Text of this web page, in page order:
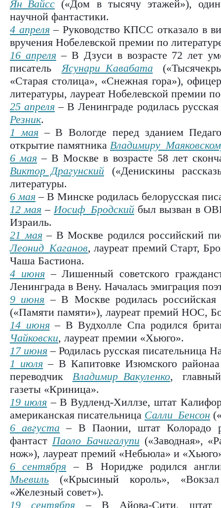
Ян Вайсс («Дом в тысячу этажей»),
научной фантастики.
4 апреля– Руководство КПСС отказало в
вручения Нобелевской премии по
16 апреля– В Дзуси в возрасте 72 лет
писательЯсунари Кавабата
«Старая столица», «Снежная гора»),
литературы, лауреат Нобелевской премии
25 апреля – В Ленинграде родилась
Резник.
1 мая– В Вологде перед зданием
открытие памятника Владимиру
6 мая – В Москве в возрасте 58 лет
Виктор Драгунский («Денискины
литературы.
6 мая – В Минске родилась белорусская
12 мая –Иосиф Бродский был вызван в
Израиль.
21 мая– В Москве родился российский
Леонид Каганов, лауреат премий Старт,
Чаша Бастиона.
4 июня– Лишенный советского
Ленинграда в Вену. Началась эмиграция
9 июня – В Москве родилась российская
(«Памяти памяти»), лауреат премий НОС,
14 июня– В Вудхолле Спа родился
Чайковски, лауреат премии «Хьюго».
17 июня – Родилась русская писательница
1 июля – В Капитовке Изюмского
переводчик Владимир Вакуленко, главный
газеты «Криница».
19 июля – В Вудленд-Хиллзе, штат
американская писательница Салли Бенсон
6 августа – В Паонии, штат Колорадо
фантаст Паоло Бачигалупи(«Заводная», «
нож»), лауреат премий «Небьюла» и
6 сентября – В Норидже родился
Мьевиль («Крысиный король»,
«Железный совет»).
19 сентября – В Айова-Сити, штат